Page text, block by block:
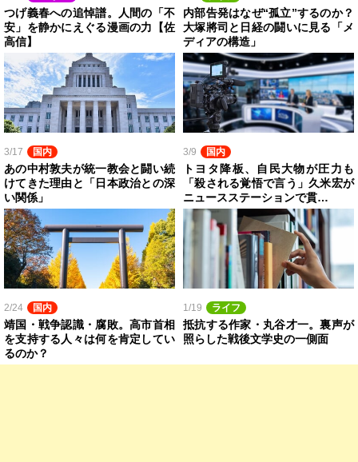
つげ義春への追悼譜。人間の「不
安」を静かにえぐる漫画の力【佐
高信】
内部告発はなぜ“孤立”するのか？
大塚將司と日経の闘いに見る「メ
ディアの構造」
3/17 国内
あの中村敦夫が統一教会と闘い続
けてきた理由と「日本政治との深
い関係」
3/9 国内
トヨタ降板、自民大物が圧力も
「殺される覚悟で言う」久米宏が
ニュースステーションで貫…
2/24 国内
靖国・戦争認識・腐敗。高市首相
を支持する人々は何を肯定してい
るのか？
1/19 ライフ
抵抗する作家・丸谷才一。裏声が
照らした戦後文学史の一側面